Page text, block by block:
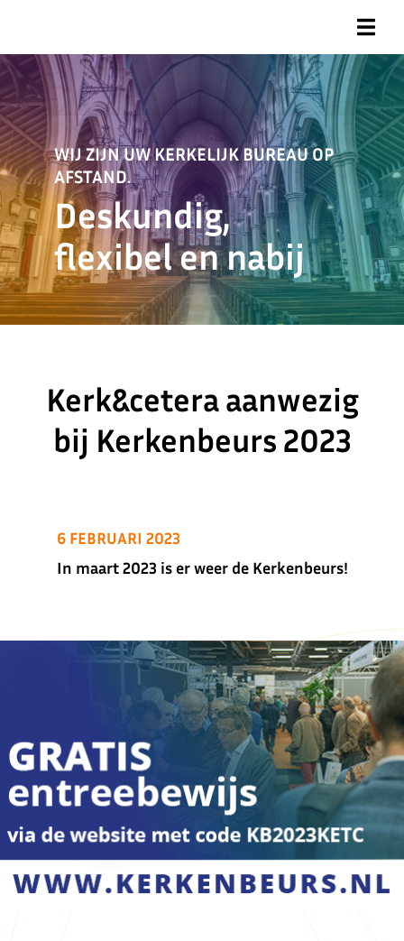
WIJ ZIJN UW KERKELIJK BUREAU OP
AFSTAND.
Deskundig,
flexibel en nabij
Kerk&cetera aanwezig
bij Kerkenbeurs 2023
6 FEBRUARI 2023
In maart 2023 is er weer de Kerkenbeurs!